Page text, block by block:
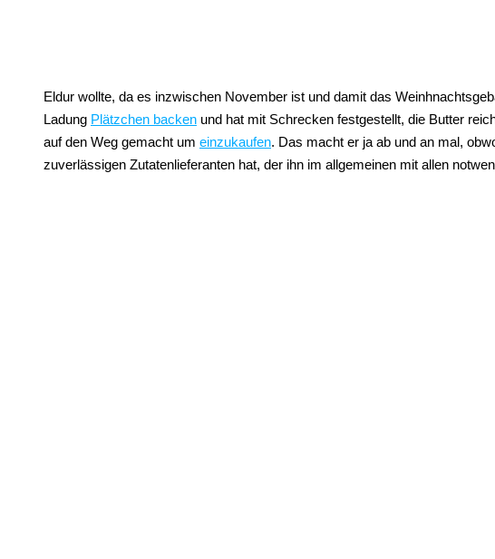
Eldur wollte, da es inzwischen November ist und damit das
Ladung Plätzchen backen und hat mit Schrecken festgestellt, die Butter
auf den Weg gemacht um einzukaufen. Das macht er ja ab und an mal,
zuverlässigen Zutatenlieferanten hat, der ihn im allgemeinen mit allen